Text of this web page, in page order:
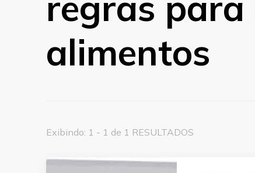
alimentos
Exibindo: 1 - 1 de 1 RESULTADOS